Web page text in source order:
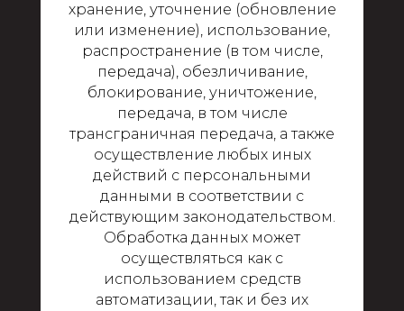
хранение, уточнение (обновление
или изменение), использование,
распространение (в том числе,
передача), обезличивание,
блокирование, уничтожение,
передача, в том числе
трансграничная передача, а также
осуществление любых иных
действий с персональными
данными в соответствии с
действующим законодательством.
Обработка данных может
осуществляться как с
использованием средств
автоматизации, так и без их